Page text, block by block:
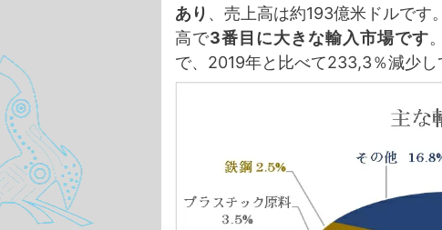
あり 、売上高は約193億米ドルです
高で3番目に大きな輸入市場です
で、2019年と比べて233,3％減少し